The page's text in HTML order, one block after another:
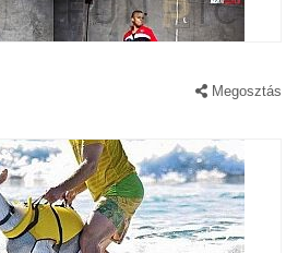
Megosztás